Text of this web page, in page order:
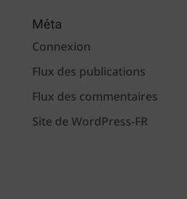
Méta
Connexion
Flux des publications
Flux des commentaires
Site de WordPress-FR